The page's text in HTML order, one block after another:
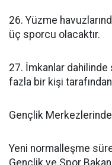
26. Yüzme
üç sporcu olacaktır.
27. İmkanlar dahilinde
fazla bir kişi tarafından
Gençlik
Yeni normalleşme
Gençlik ve Spor